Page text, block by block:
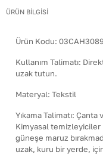
ÜRÜN BİLGİSİ
Ürün Kodu:
Kullanım Talimatı:
uzak tutun.
Materyal: Tekstil
Yıkama Talimatı: Çanta
Kimyasal temizleyiciler
güneşe maruz
uzak, kuru bir yerde,